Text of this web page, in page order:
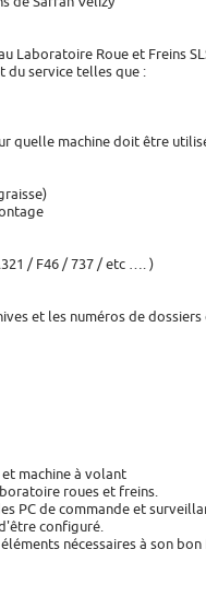
Laboratoire Roue et Freins
du service telles que :
quelle machine doit être
/ F46 / 737 / etc …. )
et les numéros de dossiers
machine à volant
roues et freins.
PC de commande et
configuré.
nécessaires à son